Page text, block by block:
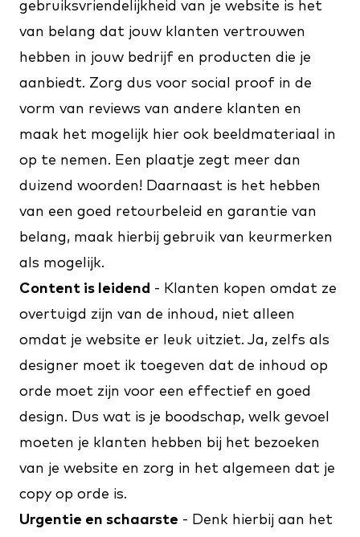
gebruiksvriendelijkheid van je website is het
van belang dat jouw klanten vertrouwen
hebben in jouw bedrijf en producten die je
aanbiedt. Zorg dus voor social proof in de
vorm van reviews van andere klanten en
maak het mogelijk hier ook beeldmateriaal in
op te nemen. Een plaatje zegt meer dan
duizend woorden! Daarnaast is het hebben
van een goed retourbeleid en garantie van
belang, maak hierbij gebruik van keurmerken
als mogelijk.
Content is leidend - Klanten kopen omdat ze
overtuigd zijn van de inhoud, niet alleen
omdat je website er leuk uitziet. Ja, zelfs als
designer moet ik toegeven dat de inhoud op
orde moet zijn voor een effectief en goed
design. Dus wat is je boodschap, welk gevoel
moeten je klanten hebben bij het bezoeken
van je website en zorg in het algemeen dat je
copy op orde is.
Urgentie en schaarste - Denk hierbij aan het